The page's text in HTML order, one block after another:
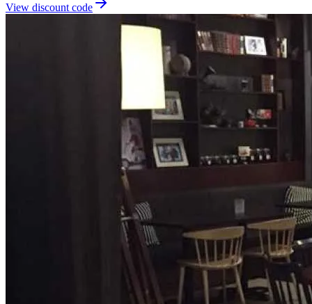
View discount code